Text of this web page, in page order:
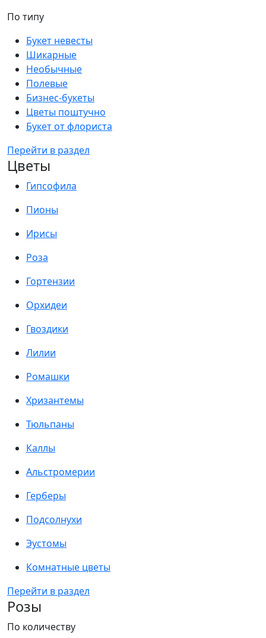
По типу
Букет невесты
Шикарные
Необычные
Полевые
Бизнес-букеты
Цветы поштучно
Букет от флориста
Перейти в раздел
Цветы
Гипсофила
Пионы
Ирисы
Роза
Гортензии
Орхидеи
Гвоздики
Лилии
Ромашки
Хризантемы
Тюльпаны
Каллы
Альстромерии
Герберы
Подсолнухи
Эустомы
Комнатные цветы
Перейти в раздел
Розы
По количеству